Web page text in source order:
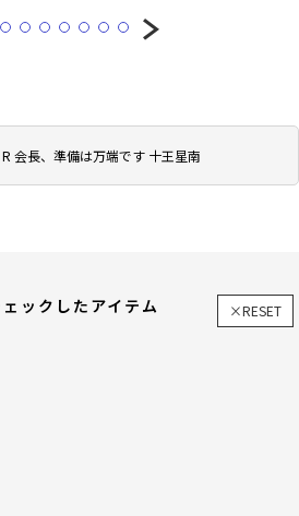
会長、準備は万端です 十王星南
ックしたアイテム ×RESET